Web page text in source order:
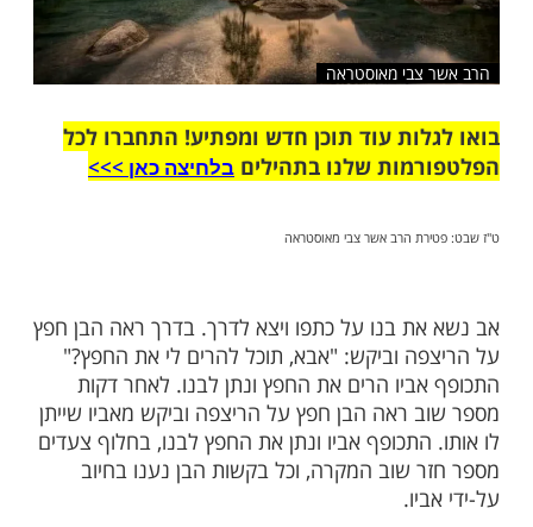
עוד תוכן חדש ומפתיע! התחברו לכל
שלנו בתהיליםבלחיצה כאן >>>​
הרב אשר צבי מאוסטראה